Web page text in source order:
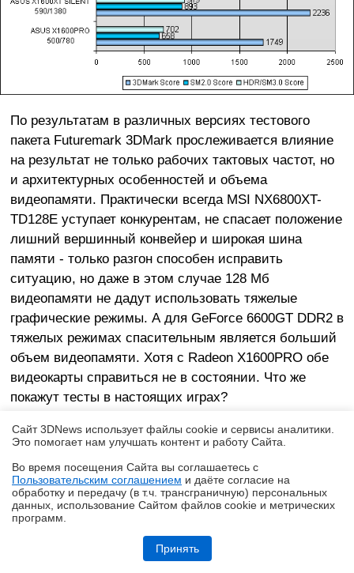
Обзор планшета HUAWEI MatePad Pro Max: на все деньги
По результатам в различных версиях тестового
пакета Futuremark 3DMark прослеживается влияние
на результат не только рабочих тактовых частот, но
и архитектурных особенностей и объема
видеопамяти. Практически всегда MSI NX6800XT-
TD128E уступает конкурентам, не спасает положение
лишний вершинный конвейер и широкая шина
памяти - только разгон способен исправить
ситуацию, но даже в этом случае 128 Мб
видеопамяти не дадут использовать тяжелые
графические режимы. А для GeForce 6600GT DDR2 в
тяжелых режимах спасительным является больший
объем видеопамяти. Хотя с Radeon X1600PRO обе
видеокарты справиться не в состоянии. Что же
покажут тесты в настоящих играх?
Сайт 3DNews использует файлы cookie и сервисы аналитики.
Это помогает нам улучшать контент и работу Cайта.
Во время посещения Cайта вы соглашаетесь с
Пользовательским соглашением и даёте согласие на
обработку и передачу (в т.ч. трансграничную) персональных
данных, использование Cайтом файлов cookie и метрических
программ.
Принять